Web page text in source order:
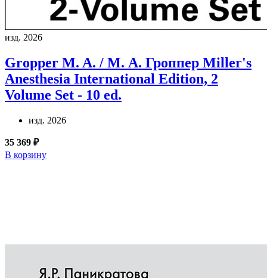
изд. 2026
Gropper M. A. / М. А. Гроппер Miller's
Anesthesia International Edition, 2
Volume Set - 10 ed.
изд. 2026
35 369 ₽
В корзину